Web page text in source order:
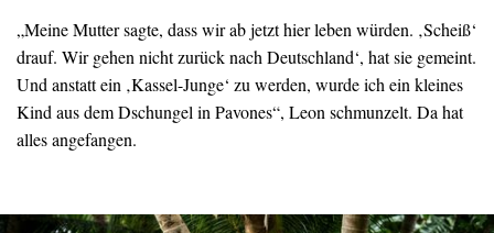
„Meine Mutter sagte, dass wir ab jetzt hier leben würden. ‚Scheiß‘
drauf. Wir gehen nicht zurück nach Deutschland‘, hat sie gemeint.
Und anstatt ein ‚Kassel-Junge‘ zu werden, wurde ich ein kleines
Kind aus dem Dschungel in Pavones“, Leon schmunzelt. Da hat
alles angefangen.